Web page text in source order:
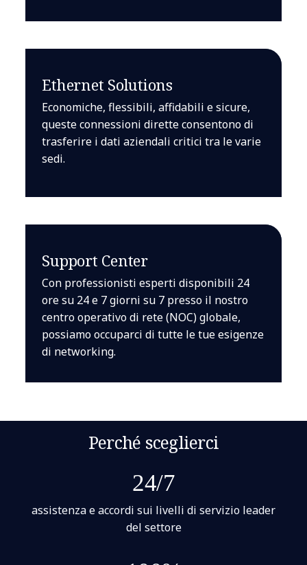
Ethernet Solutions
Economiche, flessibili, affidabili e sicure,
queste connessioni dirette consentono di
trasferire i dati aziendali critici tra le varie
sedi.
Support Center
Con professionisti esperti disponibili 24
ore su 24 e 7 giorni su 7 presso il nostro
centro operativo di rete (NOC) globale,
possiamo occuparci di tutte le tue esigenze
di networking.
Perché sceglierci
24/7
assistenza e accordi sui livelli di servizio leader
del settore